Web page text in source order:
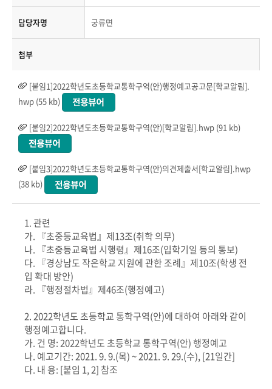
담당자명 궁류면
첨부
[붙임1]2022학년도초등학교통학구역(안)행정예고공고문[학교알림].
hwp (55 kb)
[붙임2]2022학년도초등학교통학구역(안)[학교알림].hwp (91 kb)
[붙임3]2022학년도초등학교통학구역(안)의견제출서[학교알림].hwp
(38 kb)
1. 관련
가. 『초중등교육법』제13조(취학 의무)
나. 『초중등교육법 시행령』제16조(입학기일 등의 통보)
다. 『경상남도 작은학교 지원에 관한 조례』제10조(학생 전
입 확대 방안)
라. 『행정절차법』제46조(행정예고)
2. 2022학년도 초등학교 통학구역(안)에 대하여 아래와 같이
행정예고합니다.
가. 건 명: 2022학년도 초등학교 통학구역(안) 행정예고
나. 예고기간: 2021. 9. 9.(목) ~ 2021. 9. 29.(수), [21일간]
다. 내 용: [붙임 1, 2] 참조